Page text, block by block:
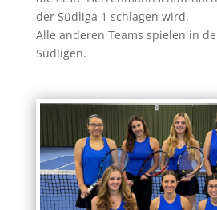
der Südliga 1 schlagen wird.
Alle anderen Teams spielen in
Südligen.